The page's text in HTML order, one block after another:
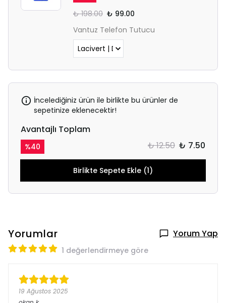
₺ 198.00 ₺ 99.00
Vantuz Telefon Tutucu
İncelediğiniz ürün ile birlikte bu ürünler de
sepetinize eklenecektir!
Avantajlı Toplam
%40 ₺ 12.50 ₺ 7.50
Birlikte Sepete Ekle (1)
Yorumlar Yorum Yap
1 değerlendirmeye göre
19 Ağustos 2025